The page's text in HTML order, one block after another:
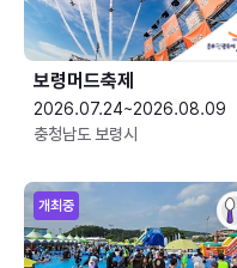
보령머드축제
2026.07.24~2026.08.09
충청남도 보령시
개최중